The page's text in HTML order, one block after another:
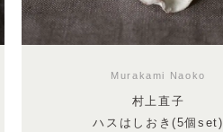
Murakami Naoko
村上直子
ハスはしおき(5個set)